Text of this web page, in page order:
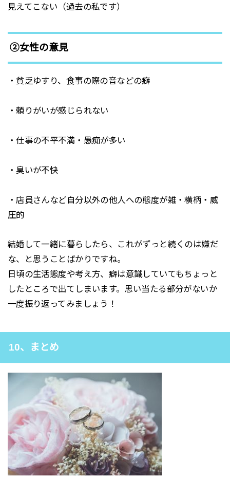
見えてこない（過去の私です）
②女性の意見
・貧乏ゆすり、食事の際の音などの癖
・頼りがいが感じられない
・仕事の不平不満・愚痴が多い
・臭いが不快
・店員さんなど自分以外の他人への態度が雑・横柄・威
圧的
結婚して一緒に暮らしたら、これがずっと続くのは嫌だ
な、と思うことばかりですね。
日頃の生活態度や考え方、癖は意識していてもちょっと
したところで出てしまいます。思い当たる部分がないか
一度振り返ってみましょう！
10、まとめ